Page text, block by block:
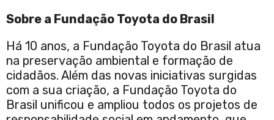
Sobre a Fundação Toyota do Brasil
Há 10 anos, a Fundação Toyota do Brasil atua
na preservação ambiental e formação de
cidadãos. Além das novas iniciativas surgidas
com a sua criação, a Fundação Toyota do
Brasil unificou e ampliou todos os projetos de